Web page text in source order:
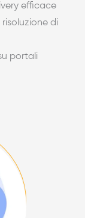
efficace
di
portali